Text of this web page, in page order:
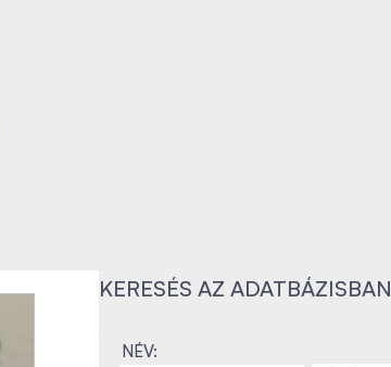
KERESÉS AZ ADATBÁZISBAN
NÉV: